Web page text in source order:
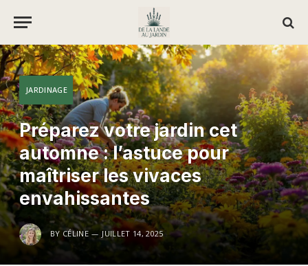
JARDINAGE
Préparez votre jardin cet
automne : l’astuce pour
maîtriser les vivaces
envahissantes
BY CÉLINE JUILLET 14, 2025